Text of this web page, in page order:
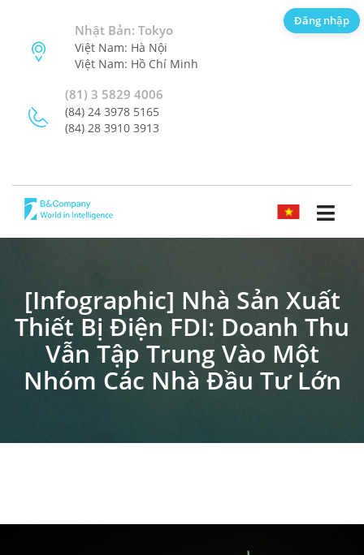
Nhật Bản: Tokyo
Việt Nam: Hà Nội
Việt Nam: Hồ Chí Minh
(81) 3 5829 4006
(84) 24 3978 5165
(84) 28 3910 3913
TIẾNG VIỆT
[Infographic] Nhà Sản Xuất
Thiết Bị Điện FDI: Doanh Thu
Vẫn Tập Trung Vào Một
Nhóm Các Nhà Đầu Tư Lớn
Đăng nhập